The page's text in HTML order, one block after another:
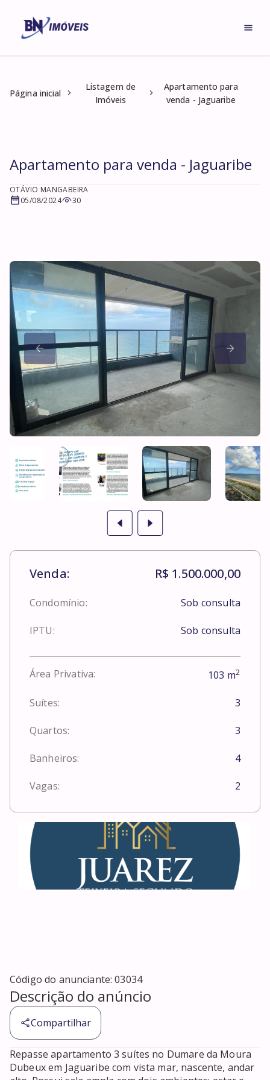
Página inicial
Listagem de
Imóveis
Apartamento para
venda - Jaguaribe
Apartamento para venda - Jaguaribe
OTÁVIO MANGABEIRA
05/08/2024
30
Venda: R$ 1.500.000,00
Condomínio: Sob consulta
IPTU: Sob consulta
Área Privativa: 103 m2
Suítes: 3
Quartos: 3
Banheiros: 4
Vagas: 2
Código do anunciante:03034
Descrição do anúncio
Compartilhar
Repasse apartamento 3 suítes no Dumare da Moura
Dubeux em Jaguaribe com vista mar, nascente, andar